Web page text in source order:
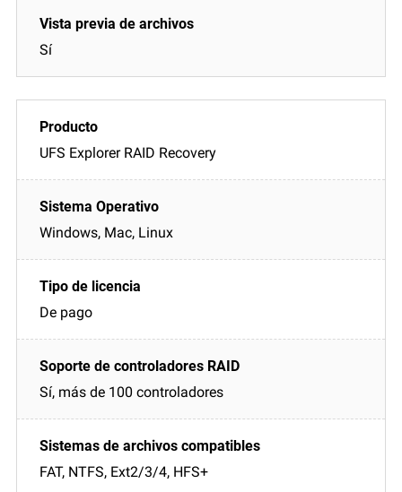
Sí
UFS Explorer RAID Recovery
Windows, Mac, Linux
De pago
Sí, más de 100 controladores
FAT, NTFS, Ext2/3/4, HFS+